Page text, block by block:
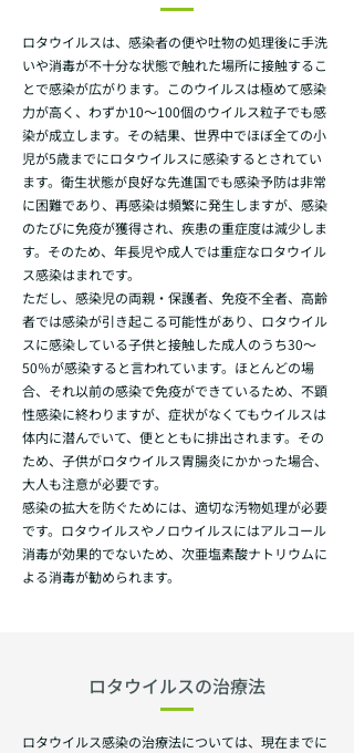
ロタウイルスは、感染者の便や吐物の処理後に手洗
いや消毒が不十分な状態で触れた場所に接触するこ
とで感染が広がります。このウイルスは極めて感染
力が高く、わずか10～100個のウイルス粒子でも感
染が成立します。その結果、世界中でほぼ全ての小
児が5歳までにロタウイルスに感染するとされてい
ます。衛生状態が良好な先進国でも感染予防は非常
に困難であり、再感染は頻繁に発生しますが、感染
のたびに免疫が獲得され、疾患の重症度は減少しま
す。そのため、年長児や成人では重症なロタウイル
ス感染はまれです。
ただし、感染児の両親・保護者、免疫不全者、高齢
者では感染が引き起こる可能性があり、ロタウイル
スに感染している子供と接触した成人のうち30～
50％が感染すると言われています。ほとんどの場
合、それ以前の感染で免疫ができているため、不顕
性感染に終わりますが、症状がなくてもウイルスは
体内に潜んでいて、便とともに排出されます。その
ため、子供がロタウイルス胃腸炎にかかった場合、
大人も注意が必要です。
感染の拡大を防ぐためには、適切な汚物処理が必要
です。ロタウイルスやノロウイルスにはアルコール
消毒が効果的でないため、次亜塩素酸ナトリウムに
よる消毒が勧められます。
ロタウイルスの治療法
ロタウイルス感染の治療法については、現在までに